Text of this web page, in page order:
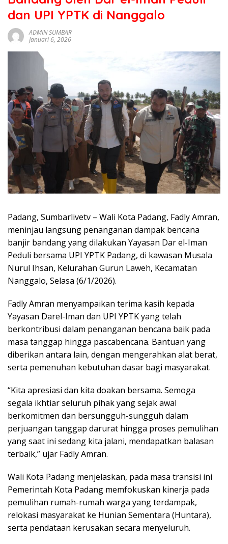
sumbar
tv
dan UPI YPTK di Nanggalo
ADMIN SUMBAR
Januari 6, 2026
Padang, Sumbarlivetv – Wali Kota Padang, Fadly Amran,
meninjau langsung penanganan dampak bencana
banjir bandang yang dilakukan Yayasan Dar el-Iman
Peduli bersama UPI YPTK Padang, di kawasan Musala
Nurul Ihsan, Kelurahan Gurun Laweh, Kecamatan
Nanggalo, Selasa (6/1/2026).
Fadly Amran menyampaikan terima kasih kepada
Yayasan Darel-Iman dan UPI YPTK yang telah
berkontribusi dalam penanganan bencana baik pada
masa tanggap hingga pascabencana. Bantuan yang
diberikan antara lain, dengan mengerahkan alat berat,
serta pemenuhan kebutuhan dasar bagi masyarakat.
“Kita apresiasi dan kita doakan bersama. Semoga
segala ikhtiar seluruh pihak yang sejak awal
berkomitmen dan bersungguh-sungguh dalam
perjuangan tanggap darurat hingga proses pemulihan
yang saat ini sedang kita jalani, mendapatkan balasan
terbaik,” ujar Fadly Amran.
Wali Kota Padang menjelaskan, pada masa transisi ini
Pemerintah Kota Padang memfokuskan kinerja pada
pemulihan rumah-rumah warga yang terdampak,
relokasi masyarakat ke Hunian Sementara (Huntara),
serta pendataan kerusakan secara menyeluruh.